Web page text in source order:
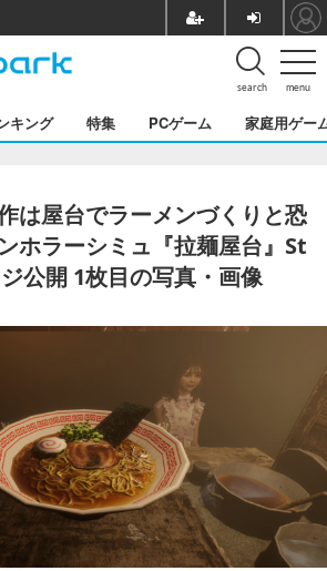
menu
search
キング 特集 PCゲーム 家庭用ゲー
は屋台でラーメンづくりと恐
ホラーシミュ『拉麺屋台』St
公開 1枚目の写真・画像